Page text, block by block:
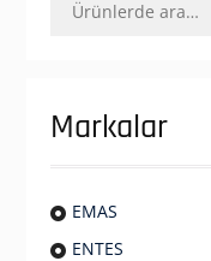
Markalar
EMAS
ENTES